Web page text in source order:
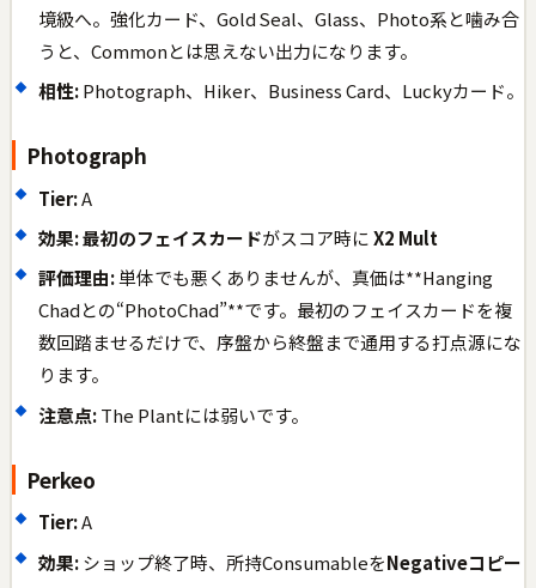
境級へ。強化カード、Gold Seal、Glass、Photo系と噛み合
うと、Commonとは思えない出力になります。
相性:Photograph、Hiker、Business Card、Luckyカード。
Photograph
Tier:A
効果:最初のフェイスカードがスコア時にX2 Mult
評価理由:単体でも悪くありませんが、真価は**Hanging
Chadとの“PhotoChad”**です。最初のフェイスカードを複
数回踏ませるだけで、序盤から終盤まで通用する打点源にな
ります。
注意点:The Plantには弱いです。
Perkeo
Tier:A
効果:ショップ終了時、所持ConsumableをNegativeコピー